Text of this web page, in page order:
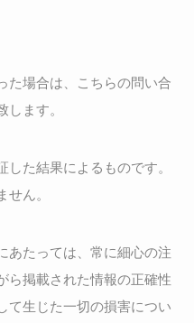
た場合は、こちらの問い合
します。
た結果によるものです。
ん。
あたっては、常に細心の注
ら掲載された情報の正確性
て生じた一切の損害につい